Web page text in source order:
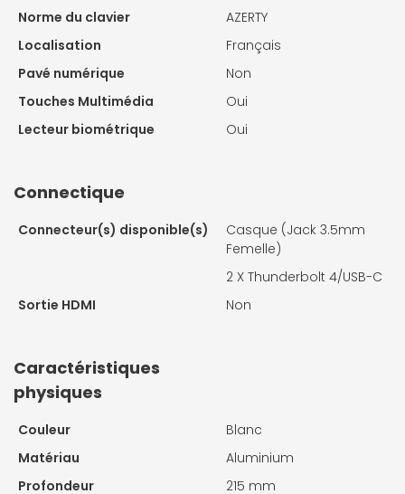
Norme du clavier
AZERTY
Localisation
Français
Pavé numérique
Non
Touches Multimédia
Oui
Lecteur biométrique
Oui
Connectique
Connecteur(s) disponible(s)
Casque (Jack 3.5mm
Femelle)
2 X Thunderbolt 4/USB-C
Sortie HDMI
Non
Caractéristiques
physiques
Couleur
Blanc
Matériau
Aluminium
Profondeur
215 mm